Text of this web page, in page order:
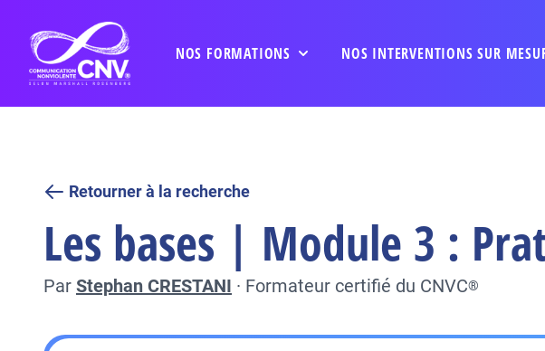
NOS FORMATIONS NOS INTERVENTIONS SUR
Retourner à la recherche
Les bases | Module 3 :
Par Stephan CRESTANI · Formateur certifié du CNVC®